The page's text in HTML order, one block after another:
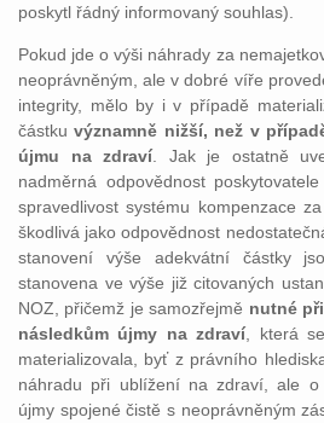
poskytl řádný informovaný souhlas).
Pokud jde o výši náhrady za
neoprávněným, ale v dobré víře
integrity, mělo by i v případě
částkuvýznamně nižší, než v
újmu na zdraví . Jak je ostatně
nadměrná odpovědnost
spravedlivost systému kompenzace
škodlivá jako odpovědnost
stanovení výše adekvátní částky
stanovena ve výše již citovaných
NOZ, přičemž je samozřejmě nutné
následkům újmy na zdraví , která
materializovala, byť z právního
náhradu při ublížení na zdraví, ale o
újmy spojené čistě s neoprávněným